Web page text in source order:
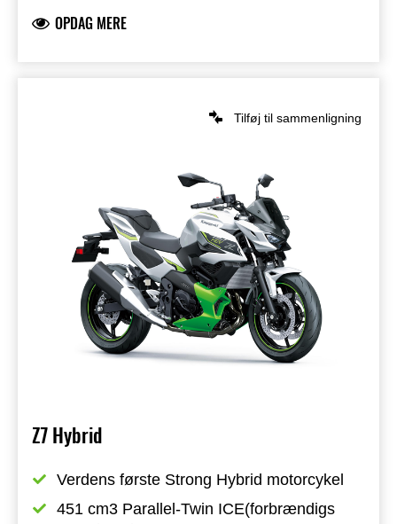
OPDAG MERE
Tilføj til sammenligning
Z7 Hybrid
Verdens første Strong Hybrid motorcykel
451 cm3 Parallel-Twin ICE(forbrændigs